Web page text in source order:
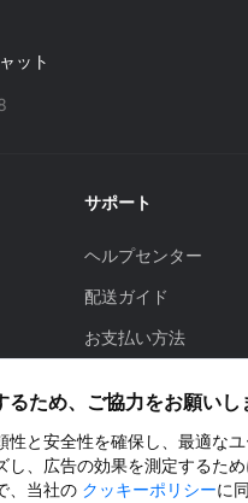
がMJFナイロン強
ン表面仕上げを異
準です。「標準」
PA1......
1.75mmフィラメ
ータによると、世
以上が1.75mmフ
。この直径は汎用
、より細かいディ
ット
サポート
ヘルプセンター
配送ガイド
お支払い方法
配送状況の確認方法
アフターサービス
ため、ご協力をお願いし
性と安全性を確保し、最適な
、広告の効果を測定するた
、当社の クッキーポリシーに